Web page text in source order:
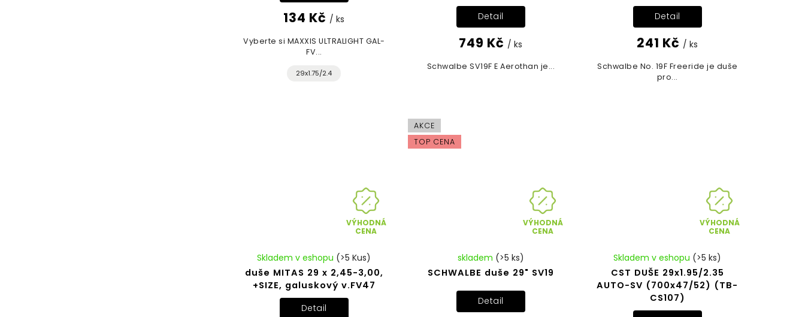
134 Kč / ks
Vyberte si MAXXIS ULTRALIGHT GAL-
FV...
29x1.75/2.4
749 Kč / ks
Detail
Schwalbe SV19F E Aerothan je...
241 Kč / ks
Detail
Schwalbe No. 19F Freeride je duše
pro...
VÝHODNÁ
CENA
duše MITAS 29 x 2,45-3,00,
+SIZE, galuskový v.FV47
Skladem v eshopu (>5 Kus)
Detail
AKCE
TOP CENA
VÝHODNÁ
CENA
SCHWALBE duše 29" SV19
skladem (>5 ks)
Detail
VÝHODNÁ
CENA
CST DUŠE 29x1.95/2.35
AUTO-SV (700x47/52) (TB-
CS107)
Skladem v eshopu (>5 ks)